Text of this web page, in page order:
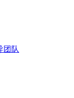
团队